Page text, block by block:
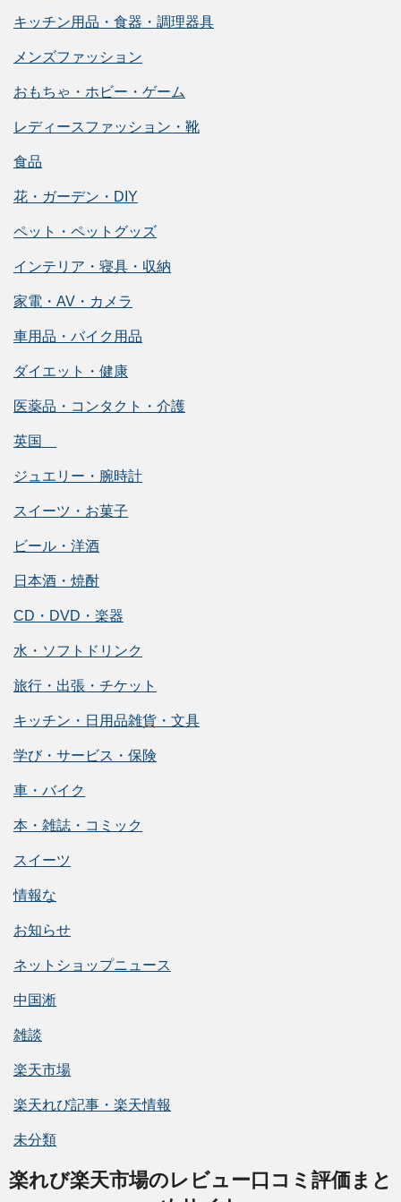
キッチン用品・食器・調理器具
メンズファッション
おもちゃ・ホビー・ゲーム
レディースファッション・靴
食品
花・ガーデン・DIY
ペット・ペットグッズ
インテリア・寝具・収納
家電・AV・カメラ
車用品・バイク用品
ダイエット・健康
医薬品・コンタクト・介護
英国
ジュエリー・腕時計
スイーツ・お菓子
ビール・洋酒
日本酒・焼酎
CD・DVD・楽器
水・ソフトドリンク
旅行・出張・チケット
キッチン・日用品雑貨・文具
学び・サービス・保険
車・バイク
本・雑誌・コミック
スイーツ
情報な
お知らせ
ネットショップニュース
中国淅
雑談
楽天市場
楽天れび記事・楽天情報
未分類
楽れび楽天市場のレビュー口コミ評価まと